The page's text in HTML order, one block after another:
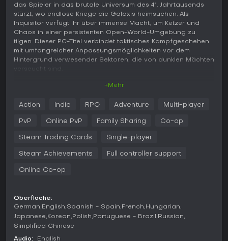
das Spieler in das brutale Universum des 41. Jahrtausends
stürzt, wo endlose Kriege die Galaxis heimsuchen. Als
Inquisitor verfügt ihr über immense Macht, um Ketzer und
Chaos in einer persistenten Open-World-Umgebung zu
tilgen. Dieser PC-Titel verbindet taktisches Kampfgeschehen
mit umfangreicher Anpassungsmöglichkeiten vor dem
Hintergrund verwesender Sektoren, die von dunklen Mächten
verseucht sind.
zerstörbaren Umgebungen. Wählt aus Klassen wie dem
schwer gepanzerten Crusader, dem wendigen Death Cult
jede mit drei Spezialisierungen, die euren Kampfstil prägen.
Positionierung, brutale Finisher an geschwächten Gegnern
Crafting-System erlaubt Waffen- und
anpasst. Uther's Tarot ergänzt dies, indem es Missionen mit
gezielten Belohnungen individualisiert.
Der Kampf wirkt rau und tempo geladen, vor allem nach
Updates, die den Ablauf verfeinert haben. Ihr durchquert
+Mehr
Action Indie RPG Adventure Multi-player
PvP Online PvP Family Sharing Co-op
Steam Trading Cards Single-player
Steam Achievements Full controller support
Online Co-op
Oberfläche:
German English Spanish - Spain French Hungarian
Japanese Korean Polish Portuguese - Brazil
Russian
Simplified Chinese
Audio:
English